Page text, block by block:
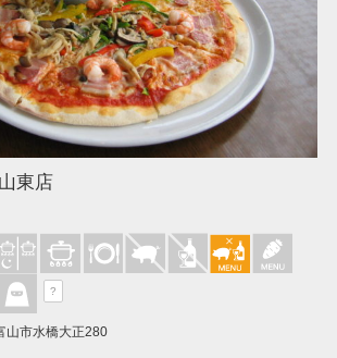
東店
?
山市水橋大正280